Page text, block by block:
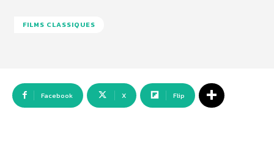
FILMS CLASSIQUES
Facebook X Flip